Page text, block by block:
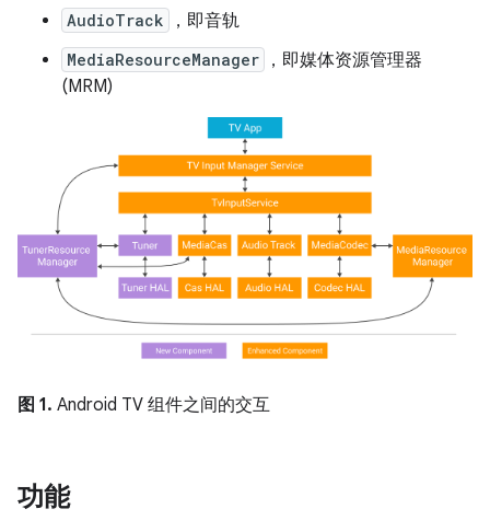
AudioTrack ，即音轨
MediaResourceManager
，即媒体资源管理器
(MRM)
图 1. Android TV 组件之间的交互
功能